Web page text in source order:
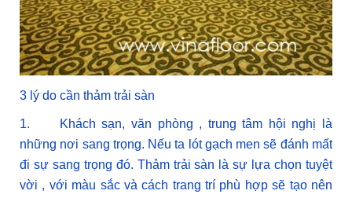
3 lý do cần thảm trải sàn
1. Khách sạn, văn phòng , trung tâm hội nghị là
những nơi sang trọng. Nếu ta lót gạch men sẽ đánh mất
đi sự sang trọng đó. Thảm trải sàn là sự lựa chọn tuyệt
vời , với màu sắc và cách trang trí phù hợp sẽ tạo nên